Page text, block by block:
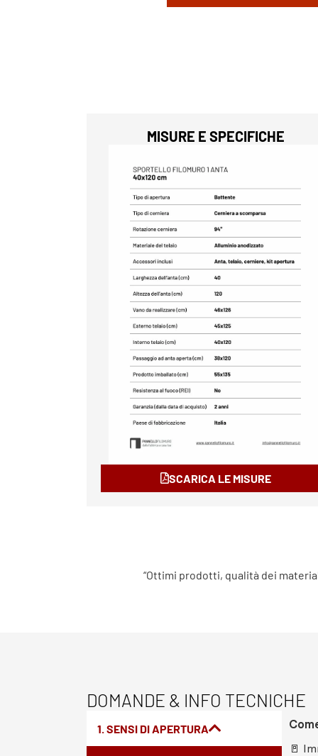
MISURE E SPECIFICHE
SCARICA LE MISURE
“Ottimi prodotti, qualità dei
DOMANDE & INFO TECNICHE
1. SENSI DI APERTURA
🚪